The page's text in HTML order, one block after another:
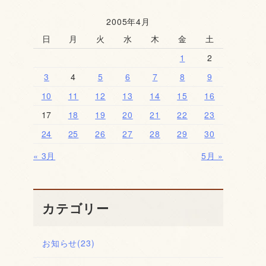
2005年4月
日
月 火 水 木 金
土
1
2
3
4 5 6 7 8
9
10
11 12 13 14 15
16
17
18 19 20 21 22
23
24
25 26 27 28 29
30
« 3月
5月 »
カテゴリー
お知らせ(23)